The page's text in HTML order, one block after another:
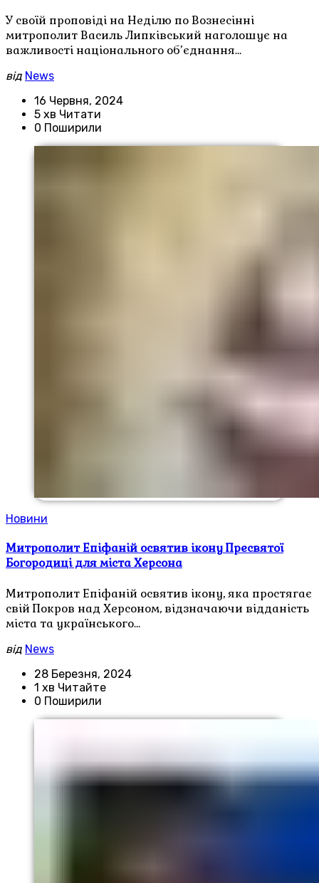
У своїй проповіді на Неділю по Вознесінні
митрополит Василь Липківський наголошує на
важливості національного об’єднання…
від News
16 Червня, 2024
5 хв Читати
0 Поширили
Новини
Митрополит Епіфаній освятив ікону Пресвятої
Богородиці для міста Херсона
Митрополит Епіфаній освятив ікону, яка простягає
свій Покров над Херсоном, відзначаючи відданість
міста та українського…
від News
28 Березня, 2024
1 хв Читайте
0 Поширили